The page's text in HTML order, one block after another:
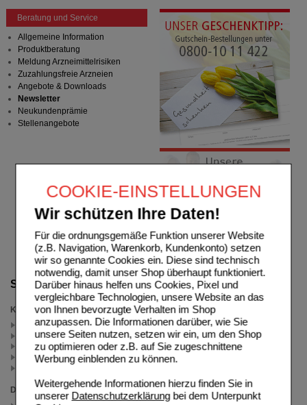
COOKIE-EINSTELLUNGEN
Wir schützen Ihre Daten!
Für die ordnungsgemäße Funktion unserer Website
(z.B. Navigation, Warenkorb, Kundenkonto) setzen
wir so genannte Cookies ein. Diese sind technisch
notwendig, damit unser Shop überhaupt funktioniert.
Darüber hinaus helfen uns Cookies, Pixel und
vergleichbare Technologien, unsere Website an das
von Ihnen bevorzugte Verhalten im Shop
anzupassen. Die Informationen darüber, wie Sie
unsere Seiten nutzen, setzen wir ein, um den Shop
zu optimieren oder z.B. auf Sie zugeschnittene
Werbung einblenden zu können.
Weitergehende Informationen hierzu finden Sie in
unserer Datenschutzerklärungbei dem Unterpunkt
Suche verfeinern
Kategorien
Hustenreiz (5)
Hustenmittel (3)
Tu, was du liebst (2)
M (2)
Hustenstiller (1)
Darreichungsform
Beratung und Service
Allgemeine Information
Produktberatung
Meldung Arzneimittelrisiken
Zuzahlungsfreie Arzneien
Angebote & Downloads
Newsletter
Neukundenprämie
Stellenangebote